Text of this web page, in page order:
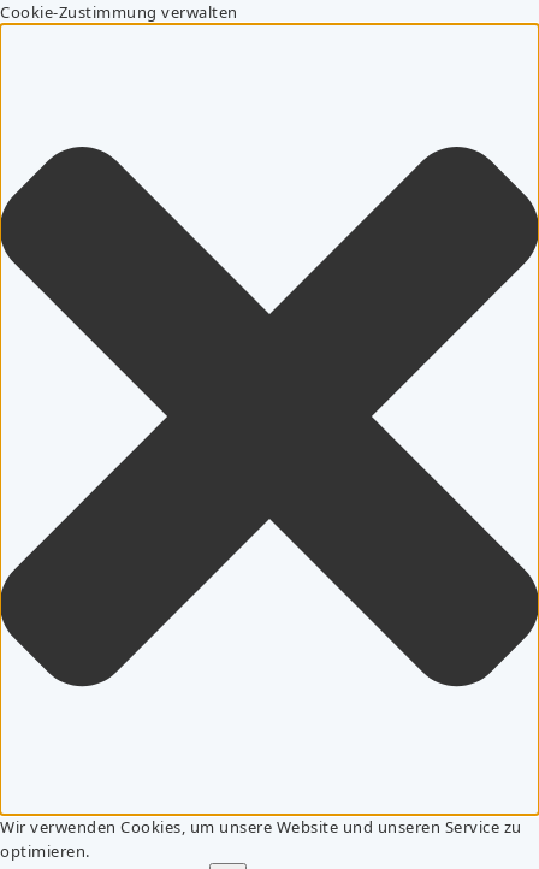
Cookie-Zustimmung verwalten
Wir verwenden Cookies, um unsere Website und unseren Service zu
optimieren.